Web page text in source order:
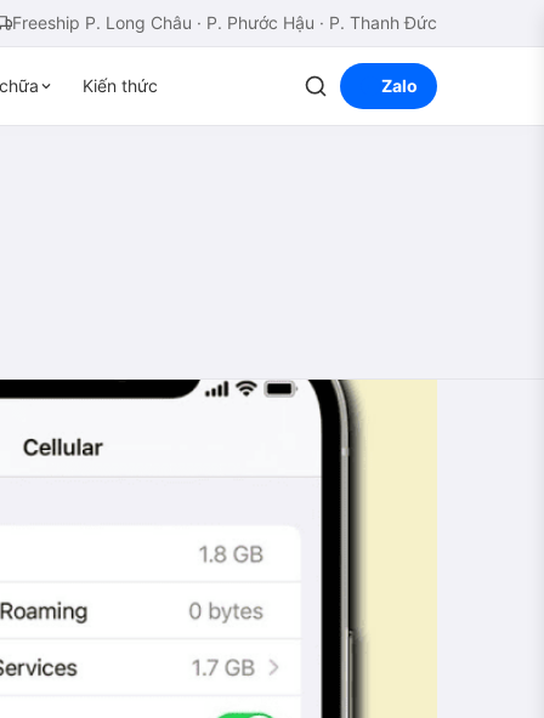
Freeship P. Long Châu · P. Phước Hậu · P. Thanh Đức
Kiến thức Zalo